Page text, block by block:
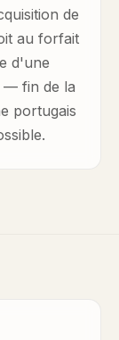
de
au forfait
d'une
— fin de la
portugais